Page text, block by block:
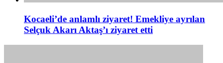
Kocaeli’de anlamlı ziyaret! Emekliye ayrılan
Selçuk Akarı Aktaş’ı ziyaret etti